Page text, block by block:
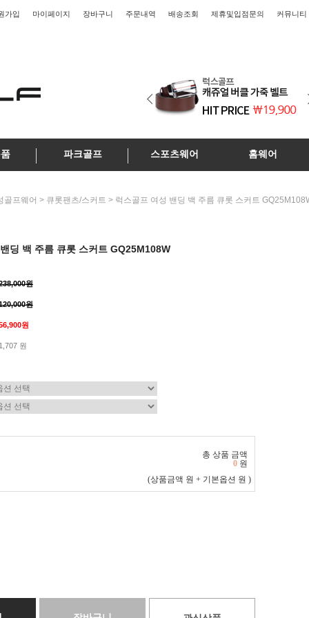
가입 마이페이지 장바구니 주문내역 배송조회 제휴및입점문의 커뮤니티
파크골프 스포츠웨어 홈웨어
골프웨어 > 큐롯팬츠/스커트 > 럭스골프 여성 밴딩 백 주름 큐롯 스커트
딩 백 주름 큐롯 스커트 GQ25M108W
원
원
원
원
총 상품 금액
0 원
(상품금액 원 + 기본옵션 원 )